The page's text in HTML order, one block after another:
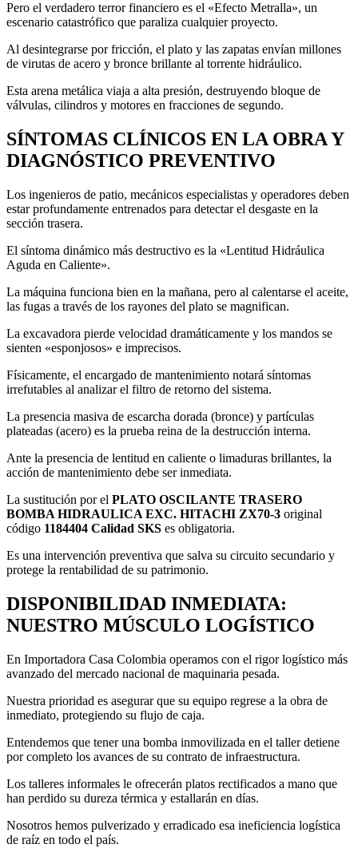
Pero el verdadero terror financiero es el «Efecto Metralla», un
escenario catastrófico que paraliza cualquier proyecto.
Al desintegrarse por fricción, el plato y las zapatas envían millones
de virutas de acero y bronce brillante al torrente hidráulico.
Esta arena metálica viaja a alta presión, destruyendo bloque de
válvulas, cilindros y motores en fracciones de segundo.
SÍNTOMAS CLÍNICOS EN LA OBRA Y
DIAGNÓSTICO PREVENTIVO
Los ingenieros de patio, mecánicos especialistas y operadores deben
estar profundamente entrenados para detectar el desgaste en la
sección trasera.
El síntoma dinámico más destructivo es la «Lentitud Hidráulica
Aguda en Caliente».
La máquina funciona bien en la mañana, pero al calentarse el aceite,
las fugas a través de los rayones del plato se magnifican.
La excavadora pierde velocidad dramáticamente y los mandos se
sienten «esponjosos» e imprecisos.
Físicamente, el encargado de mantenimiento notará síntomas
irrefutables al analizar el filtro de retorno del sistema.
La presencia masiva de escarcha dorada (bronce) y partículas
plateadas (acero) es la prueba reina de la destrucción interna.
Ante la presencia de lentitud en caliente o limaduras brillantes, la
acción de mantenimiento debe ser inmediata.
La sustitución por el PLATO OSCILANTE TRASERO
BOMBA HIDRAULICA EXC. HITACHI ZX70-3 original
código 1184404 Calidad SKS es obligatoria.
Es una intervención preventiva que salva su circuito secundario y
protege la rentabilidad de su patrimonio.
DISPONIBILIDAD INMEDIATA:
NUESTRO MÚSCULO LOGÍSTICO
En Importadora Casa Colombia operamos con el rigor logístico más
avanzado del mercado nacional de maquinaria pesada.
Nuestra prioridad es asegurar que su equipo regrese a la obra de
inmediato, protegiendo su flujo de caja.
Entendemos que tener una bomba inmovilizada en el taller detiene
por completo los avances de su contrato de infraestructura.
Los talleres informales le ofrecerán platos rectificados a mano que
han perdido su dureza térmica y estallarán en días.
Nosotros hemos pulverizado y erradicado esa ineficiencia logística
de raíz en todo el país.